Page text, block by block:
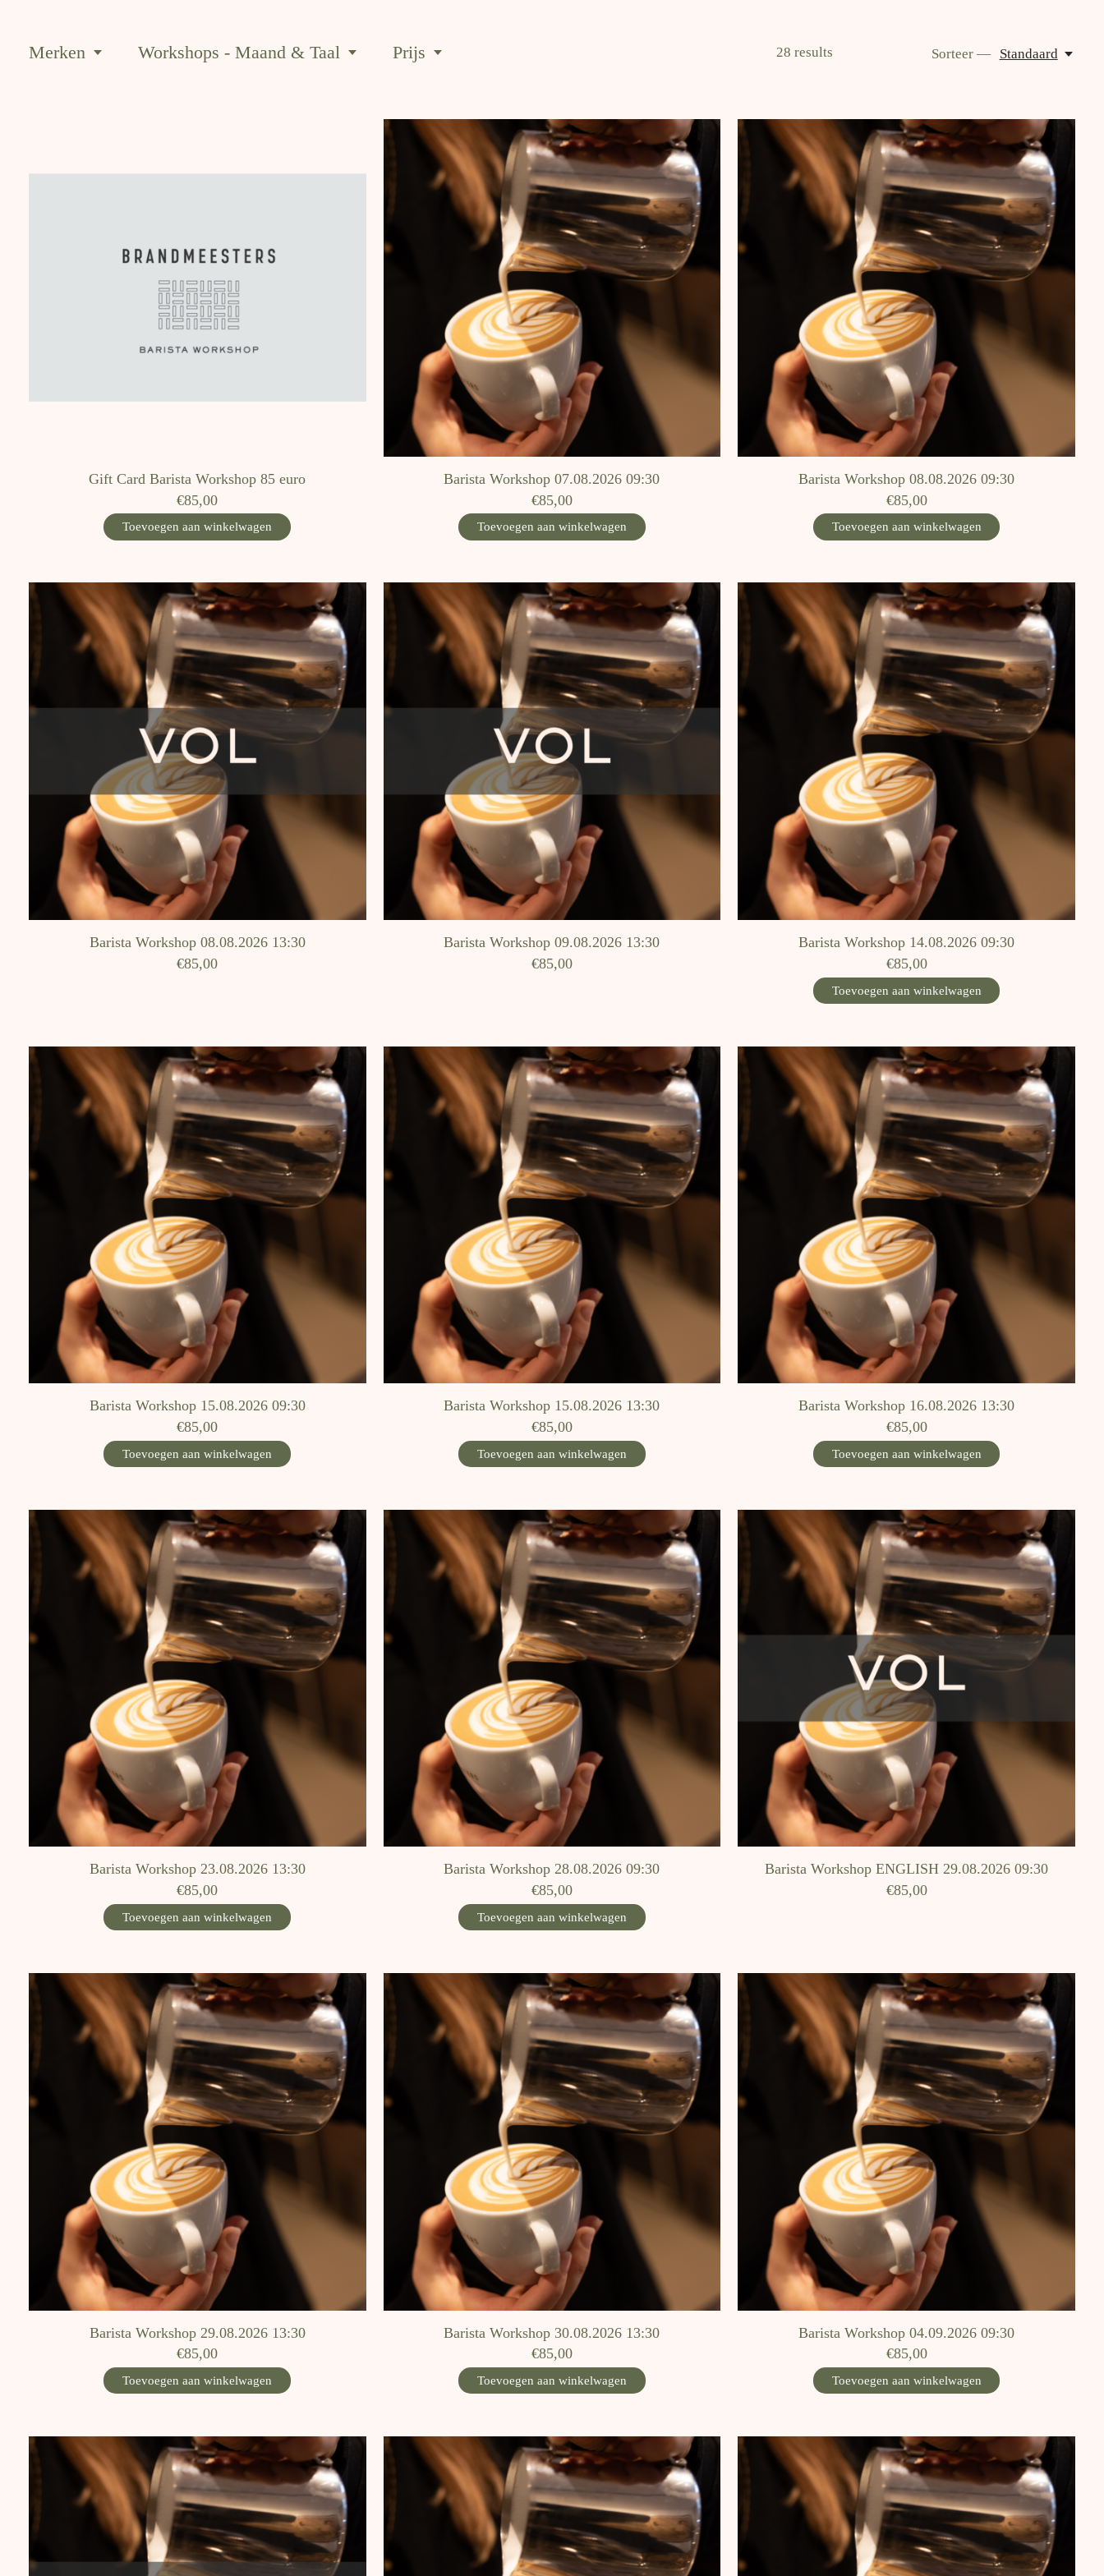
Merken Workshops - Maand & Taal Prijs 28 results Sorteer — Standaard
Gift Card Barista Workshop 85 euro
€85,00
Toevoegen aan winkelwagen
Barista Workshop 07.08.2026 09:30
€85,00
Toevoegen aan winkelwagen
Barista Workshop 08.08.2026 09:30
€85,00
Toevoegen aan winkelwagen
Barista Workshop 08.08.2026 13:30
€85,00
Barista Workshop 09.08.2026 13:30
€85,00
Barista Workshop 14.08.2026 09:30
€85,00
Toevoegen aan winkelwagen
Barista Workshop 15.08.2026 09:30
€85,00
Toevoegen aan winkelwagen
Barista Workshop 15.08.2026 13:30
€85,00
Toevoegen aan winkelwagen
Barista Workshop 16.08.2026 13:30
€85,00
Toevoegen aan winkelwagen
Barista Workshop 23.08.2026 13:30
€85,00
Toevoegen aan winkelwagen
Barista Workshop 28.08.2026 09:30
€85,00
Toevoegen aan winkelwagen
Barista Workshop ENGLISH 29.08.2026 09:30
€85,00
Barista Workshop 29.08.2026 13:30
€85,00
Toevoegen aan winkelwagen
Barista Workshop 30.08.2026 13:30
€85,00
Toevoegen aan winkelwagen
Barista Workshop 04.09.2026 09:30
€85,00
Toevoegen aan winkelwagen